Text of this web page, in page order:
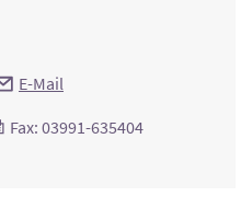
E-Mail
Fax: 03991-635404